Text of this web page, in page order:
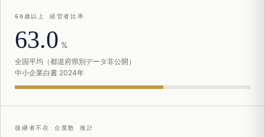
60歳以上 経営者比率
63.0 %
全国平均（都道府県別データ非公開）
中小企業白書 2024年
後継者不在 企業数 推計